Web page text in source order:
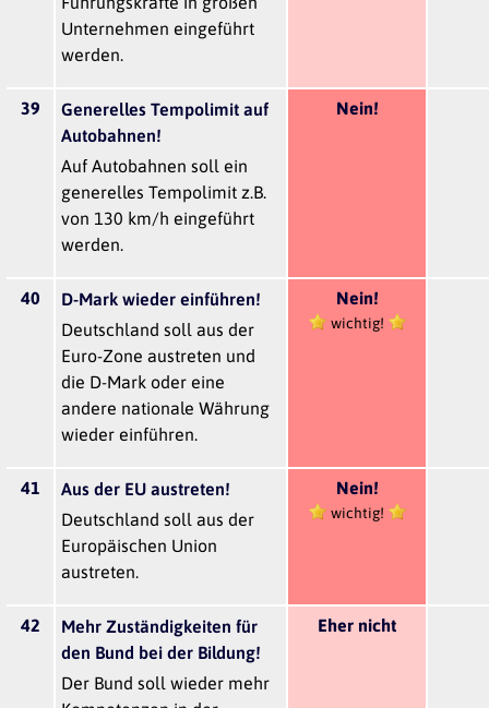
Unternehmen eingeführt
werden.
39
Generelles Tempolimit auf
Autobahnen!
Auf Autobahnen soll ein
generelles Tempolimit z.B.
von 130 km/h eingeführt
werden.
Nein!
40
D-Mark wieder einführen!
Deutschland soll aus der
Euro-Zone austreten und
die D-Mark oder eine
andere nationale Währung
wieder einführen.
Nein!
wichtig!
41
Aus der EU austreten!
Deutschland soll aus der
Europäischen Union
austreten.
Nein!
wichtig!
42
Mehr Zuständigkeiten für
den Bund bei der Bildung!
Der Bund soll wieder mehr
Eher nicht